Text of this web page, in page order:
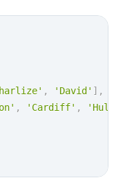
, 'David' ] ,
, 'Cardiff' ,